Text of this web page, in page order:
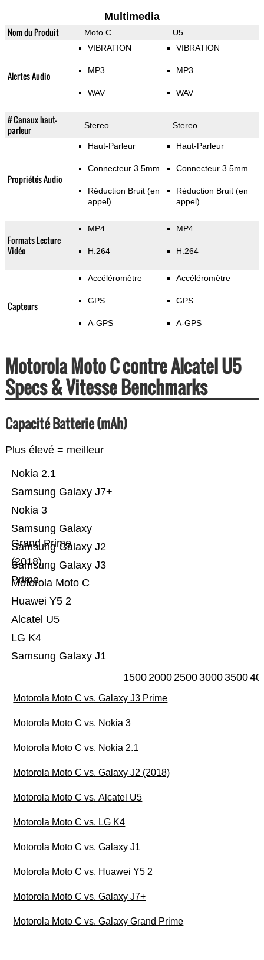
Multimedia
Nom du Produit Moto C U5
Alertes Audio
VIBRATION
MP3
WAV
VIBRATION
MP3
WAV
# Canaux haut-
parleur
Stereo Stereo
Propriétés Audio
Haut-Parleur
Connecteur 3.5mm
Réduction Bruit (en
appel)
Haut-Parleur
Connecteur 3.5mm
Réduction Bruit (en
appel)
Formats Lecture
Vidéo
MP4
H.264
MP4
H.264
Capteurs
Accéléromètre
GPS
A-GPS
Accéléromètre
GPS
A-GPS
Motorola Moto C contre Alcatel U5
Specs & Vitesse Benchmarks
Capacité Batterie (mAh)
Plus élevé = meilleur
Samsung Galaxy J1
LG K4
Alcatel U5
Huawei Y5 2
Motorola Moto C
Samsung Galaxy J3
Prime
Samsung Galaxy J2
(2018)
Samsung Galaxy
Grand Prime
Nokia 3
Samsung Galaxy J7+
Nokia 2.1
15002000250030003500
Motorola Moto C vs. Galaxy J3 Prime
Motorola Moto C vs. Nokia 3
Motorola Moto C vs. Nokia 2.1
Motorola Moto C vs. Galaxy J2 (2018)
Motorola Moto C vs. Alcatel U5
Motorola Moto C vs. LG K4
Motorola Moto C vs. Galaxy J1
Motorola Moto C vs. Huawei Y5 2
Motorola Moto C vs. Galaxy J7+
Motorola Moto C vs. Galaxy Grand Prime